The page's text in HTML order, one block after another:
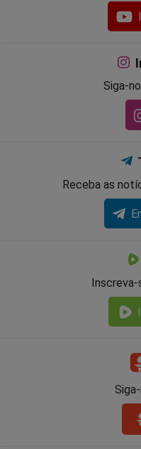
Siga-
Receba as
Inscreva-